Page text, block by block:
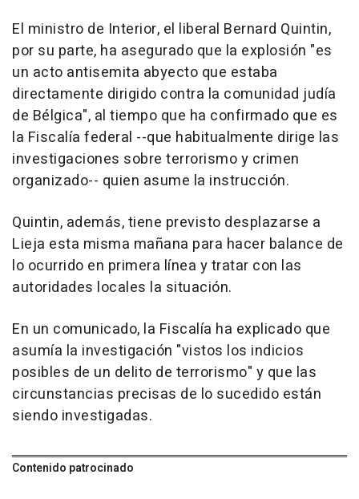
El ministro de Interior, el liberal Bernard Quintin,
por su parte, ha asegurado que la explosión "es
un acto antisemita abyecto que estaba
directamente dirigido contra la comunidad judía
de Bélgica", al tiempo que ha confirmado que es
la Fiscalía federal --que habitualmente dirige las
investigaciones sobre terrorismo y crimen
organizado-- quien asume la instrucción.
Quintin, además, tiene previsto desplazarse a
Lieja esta misma mañana para hacer balance de
lo ocurrido en primera línea y tratar con las
autoridades locales la situación.
En un comunicado, la Fiscalía ha explicado que
asumía la investigación "vistos los indicios
posibles de un delito de terrorismo" y que las
circunstancias precisas de lo sucedido están
siendo investigadas.
Contenido patrocinado